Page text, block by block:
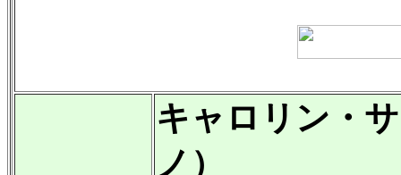
キャロリン・
ノ）